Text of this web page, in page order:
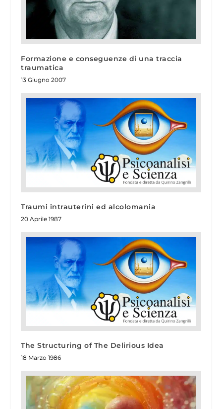
Formazione e conseguenze di una traccia
traumatica
13 Giugno 2007
Traumi intrauterini ed alcolomania
20 Aprile 1987
The Structuring of The Delirious Idea
18 Marzo 1986